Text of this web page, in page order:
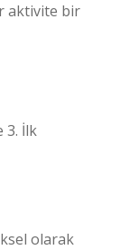
aktivite bir
3. İlk
olarak